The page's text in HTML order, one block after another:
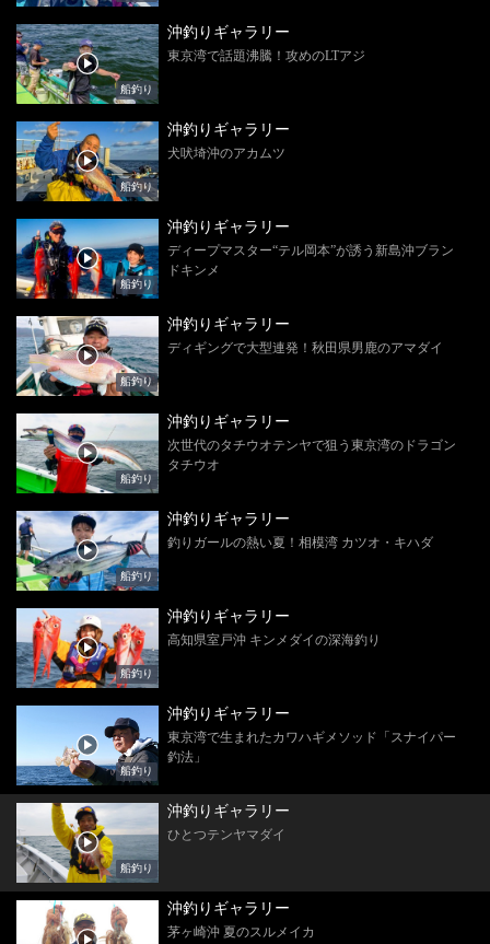
船釣り
沖釣りギャラリー
東京湾で話題沸騰！攻めのLTアジ
船釣り
沖釣りギャラリー
犬吠埼沖のアカムツ
船釣り
沖釣りギャラリー
ディープマスター“テル岡本”が誘う新島沖ブラン
ドキンメ
船釣り
沖釣りギャラリー
ディギングで大型連発！秋田県男鹿のアマダイ
船釣り
沖釣りギャラリー
次世代のタチウオテンヤで狙う東京湾のドラゴン
タチウオ
船釣り
沖釣りギャラリー
釣りガールの熱い夏！相模湾 カツオ・キハダ
船釣り
沖釣りギャラリー
高知県室戸沖 キンメダイの深海釣り
船釣り
沖釣りギャラリー
東京湾で生まれたカワハギメソッド「スナイパー
釣法」
船釣り
沖釣りギャラリー
ひとつテンヤマダイ
沖釣りギャラリー
茅ヶ崎沖 夏のスルメイカ